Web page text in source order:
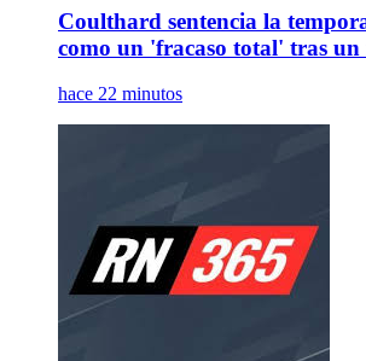
Coulthard sentencia la
como un 'fracaso total' tras un
hace 22 minutos